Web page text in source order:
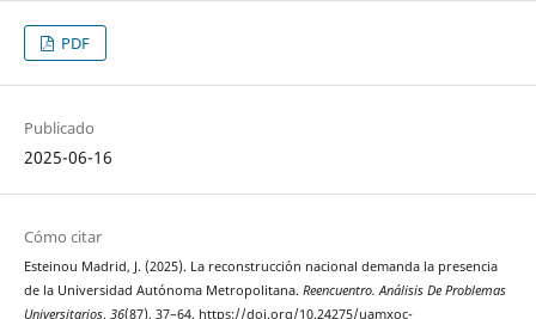
PDF
Publicado
2025-06-16
Cómo citar
Esteinou Madrid, J. (2025). La reconstrucción nacional demanda la presencia
de la Universidad Autónoma Metropolitana. Reencuentro. Análisis De Problemas
Universitarios, 36(87), 37–64. https://doi.org/10.24275/uamxoc-